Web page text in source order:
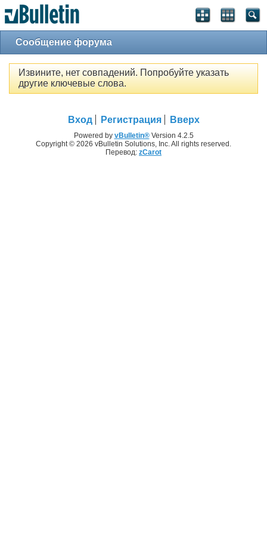
Сообщение форума
Извините, нет совпадений. Попробуйте указать
другие ключевые слова.
Вход Регистрация Вверх
Powered by vBulletin®Version 4.2.5
Copyright © 2026 vBulletin Solutions, Inc. All rights reserved.
Перевод: zCarot